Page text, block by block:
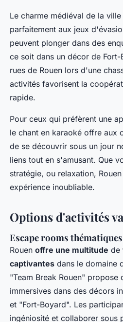
Le charme médiéval de la
parfaitement aux jeux
peuvent plonger dans des
ce soit dans un décor de
rues de Rouen lors d'une
activités favorisent la
rapide.
Pour ceux qui préfèrent une
le chant en karaoké offre aux
de se découvrir sous un jour
liens tout en s'amusant. Que
stratégie, ou relaxation,
expérience inoubliable.
Options d'activités
Escape rooms thématiques
Rouen offre une multitude de
captivantes dans le domaine
"Team Break Rouen" propose
immersives dans des décors
et "Fort-Boyard". Les
ingéniosité et collaborer sous